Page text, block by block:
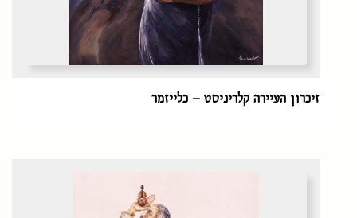
זיכרון העיירה קלריניסט – כלייזמר